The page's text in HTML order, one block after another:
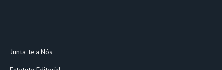
Junta-te a Nós